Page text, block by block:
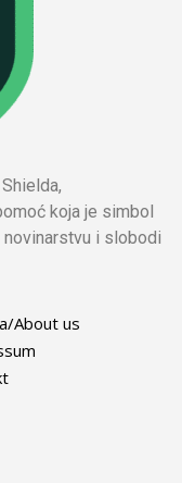
koja je simbol
i slobodi
About us